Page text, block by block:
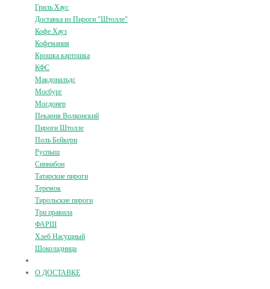
Гриль Хаус
Доставка из Пироги "Штолле"
Кофе Хауз
Кофемания
Крошка картошка
КФС
Макдональдс
Мосбург
Мосдонер
Пекарня Волконский
Пироги Штолле
Поль Бейкери
Руспыш
Синнабон
Татарские пироги
Теремок
Тирольские пироги
Три правила
ФАРШ
Хлеб Насущный
Шоколадница
О ДОСТАВКЕ